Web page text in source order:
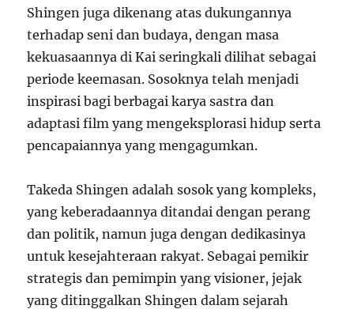
Shingen juga dikenang atas dukungannya
terhadap seni dan budaya, dengan masa
kekuasaannya di Kai seringkali dilihat sebagai
periode keemasan. Sosoknya telah menjadi
inspirasi bagi berbagai karya sastra dan
adaptasi film yang mengeksplorasi hidup serta
pencapaiannya yang mengagumkan.
Takeda Shingen adalah sosok yang kompleks,
yang keberadaannya ditandai dengan perang
dan politik, namun juga dengan dedikasinya
untuk kesejahteraan rakyat. Sebagai pemikir
strategis dan pemimpin yang visioner, jejak
yang ditinggalkan Shingen dalam sejarah